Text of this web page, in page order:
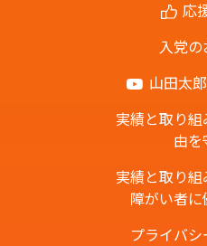
応
入党の
山田太
実績と取り
由を
実績と取り
障がい者
プライバ